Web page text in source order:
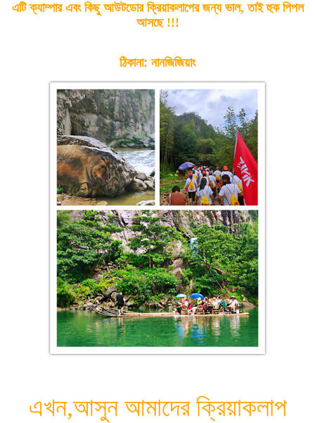
এটি ক্যাম্পার এবং কিছু আউটডোর ক্রিয়াকলাপের জন্য ভাল, তাই হুক পিপল
আসছে !!!
ঠিকানা: নানজিজিয়াং
এখন,আসুন আমাদের ক্রিয়াকলাপ